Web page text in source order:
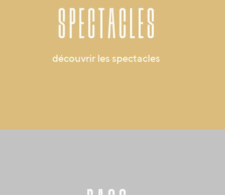
spectacles
découvrir les spectacles